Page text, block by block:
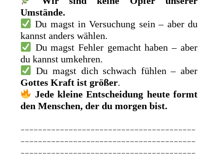
Umstände.
Du magst in Versuchung sein – aber du
kannst anders wählen.
Du magst Fehler gemacht haben – aber
du kannst umkehren.
Du magst dich schwach fühlen – aber
Gottes Kraft ist größer.
Jede kleine Entscheidung heute formt
den Menschen, der du morgen bist.